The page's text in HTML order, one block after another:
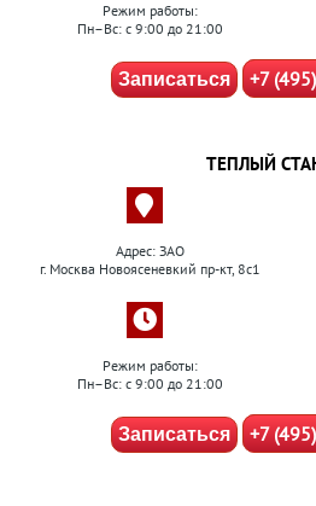
Режим работы:
Пн–Вс: с 9:00 до 21:00
Записаться +7
ТЕПЛЫЙ
Адрес: ЗАО
г. Москва Новоясеневкий пр-кт, 8с1
Режим работы:
Пн–Вс: с 9:00 до 21:00
Записаться +7